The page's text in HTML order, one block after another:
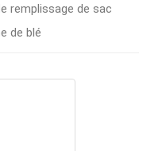
remplissage de sac
de blé